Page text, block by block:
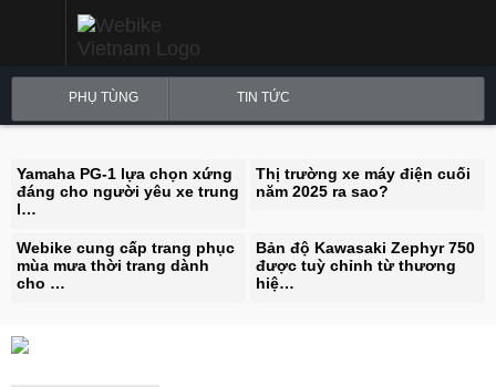
PHỤ TÙNG TIN TỨC
phượt
đường
?
Yamaha PG-1 lựa chọn xứng
đáng cho người yêu xe trung
l…
Thị trường xe máy điện cuối
năm 2025 ra sao?
Webike cung cấp trang phục
mùa mưa thời trang dành
cho …
Bản độ Kawasaki Zephyr 750
được tuỳ chỉnh từ thương
hiệ…